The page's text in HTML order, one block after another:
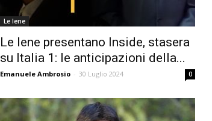
Le Iene
Le Iene presentano Inside, stasera
su Italia 1: le anticipazioni della...
Emanuele Ambrosio - 30 Luglio 2024 0